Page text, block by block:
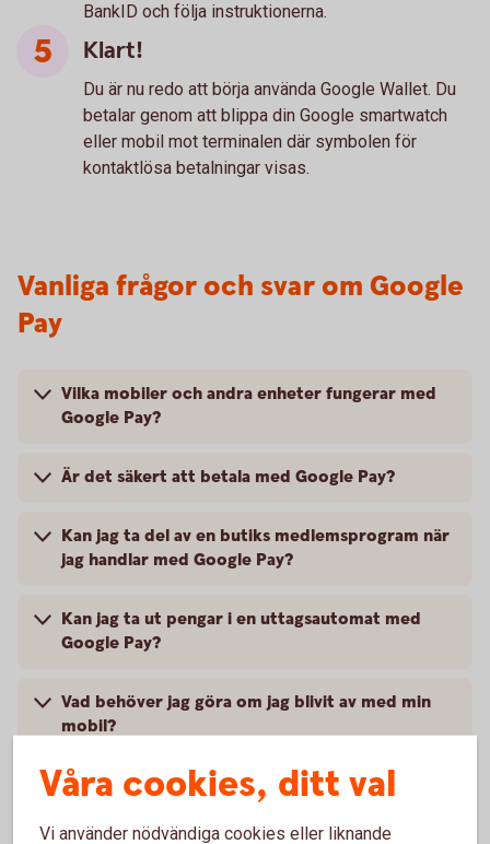
BankID och följa instruktionerna.
Klart!
Du är nu redo att börja använda Google Wallet. Du
betalar genom att blippa din Google smartwatch
eller mobil mot terminalen där symbolen för
kontaktlösa betalningar visas.
Vanliga frågor och svar om Google
Pay
Vilka mobiler och andra enheter fungerar med
Google Pay?
Är det säkert att betala med Google Pay?
Kan jag ta del av en butiks medlemsprogram när
jag handlar med Google Pay?
Kan jag ta ut pengar i en uttagsautomat med
Google Pay?
Vad behöver jag göra om jag blivit av med min
mobil?
Vart vänder jag mig vid problem?
Våra cookies, ditt val
Vi använder nödvändiga cookies eller liknande